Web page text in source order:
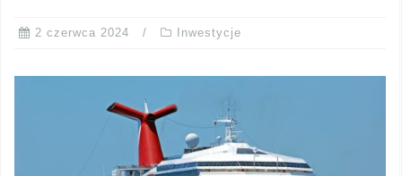
2 czerwca 2024 Inwestycje